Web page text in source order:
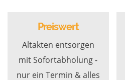
Preiswert
Altakten entsorgen
mit Sofortabholung -
nur ein Termin & alles